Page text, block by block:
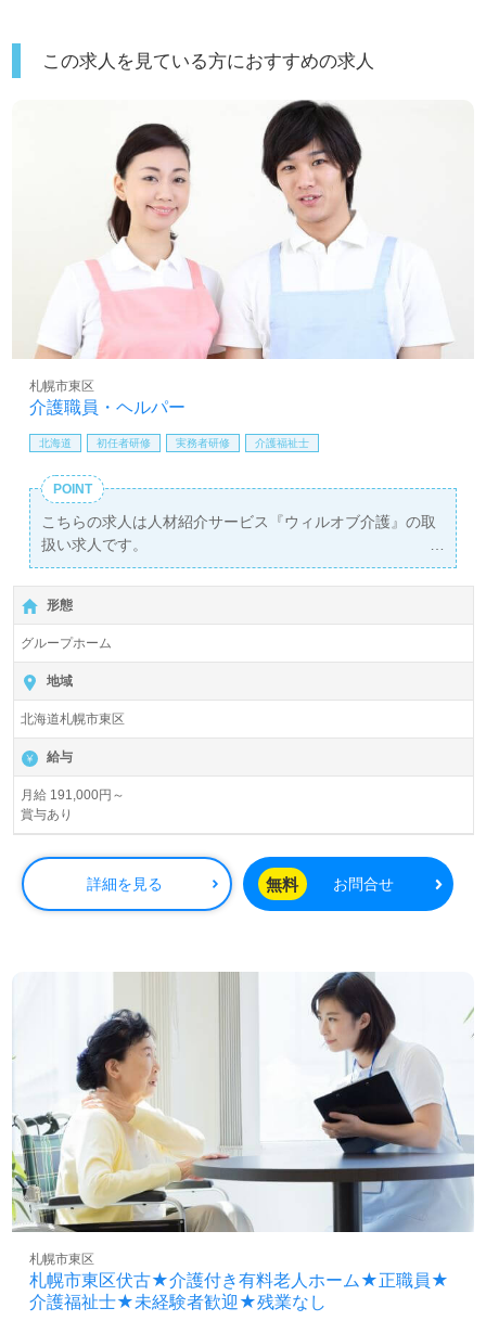
この求人を見ている方におすすめの求人
介護職員・ヘルパー
札幌市東区
北海道 初任者研修 実務者研修 介護福祉士
POINT
こちらの求人は人材紹介サービス『ウィルオブ介護』の取
扱い求人です。
詳細に関してお気軽にご相談ください♪
【無料】で皆さんの転職活動をサポートいたします。
形態
グループホーム
地域
北海道札幌市東区
給与
月給 191,000円～
賞与あり
詳細を見る 無料 お問合せ
札幌市東区伏古★介護付き有料老人ホーム★正職員★
介護福祉士★未経験者歓迎★残業なし
札幌市東区